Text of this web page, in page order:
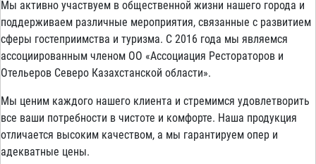
Мы активно участвуем в общественной жизни нашего города и
поддерживаем различные мероприятия, связанные с развитием
сферы гостеприимства и туризма. С 2016 года мы являемся
ассоциированным членом ОО «Ассоциация Рестораторов и
Отельеров Северо Казахстанской области».
Мы ценим каждого нашего клиента и стремимся удовлетворить
все ваши потребности в чистоте и комфорте. Наша продукция
отличается высоким качеством, а мы гарантируем опер и
адекватные цены.